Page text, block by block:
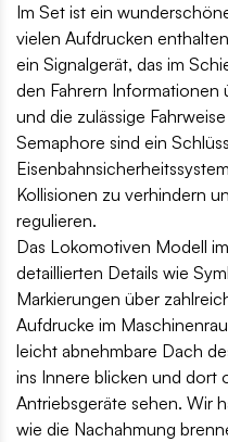
Im Set ist ein
vielen Aufdrucken
ein Signalgerät, das im
den Fahrern Informationen
und die zulässige
Semaphore sind ein
Kollisionen zu verhindern
regulieren.
Das Lokomotiven Modell
detaillierten Details wie
Markierungen über
Aufdrucke im
leicht abnehmbare Dach
ins Innere blicken und dort
Antriebsgeräte sehen. Wir
wie die Nachahmung